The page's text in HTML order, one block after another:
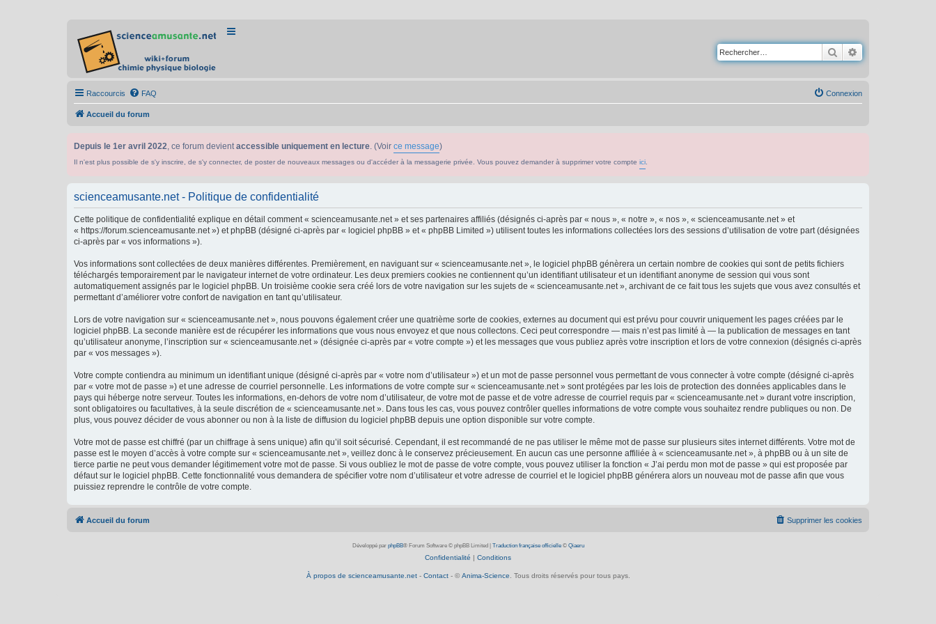
Rechercher
Raccourcis FAQ Connexion
Accueil du forum
Depuis le 1er avril 2022, ce forum devientaccessible uniquement en lecture. (Voir ce message)
Il n'est plus possible de s'y inscrire, de s'y connecter, de poster de nouveaux messages ou d'accéder à la messagerie privée. Vous pouvez demander à supprimer votre compte ici
scienceamusante.net - Politique de confidentialité
Cette politique de confidentialité explique en détail comment « scienceamusante.net » et ses partenaires affiliés (désignés ci-après par « nous », « notre », « nos », « scienceamusante.net » et
« https://forum.scienceamusante.net ») et phpBB (désigné ci-après par « logiciel phpBB » et « phpBB Limited ») utilisent toutes les informations collectées lors des sessions d’utilisation de votre part (désignées
ci-après par « vos informations »).
Vos informations sont collectées de deux manières différentes. Premièrement, en naviguant sur « scienceamusante.net », le logiciel phpBB génèrera un certain nombre de cookies qui sont de petits fichiers
téléchargés temporairement par le navigateur internet de votre ordinateur. Les deux premiers cookies ne contiennent qu’un identifiant utilisateur et un identifiant anonyme de session qui vous sont
automatiquement assignés par le logiciel phpBB. Un troisième cookie sera créé lors de votre navigation sur les sujets de « scienceamusante.net », archivant de ce fait tous les sujets que vous avez consultés et
permettant d’améliorer votre confort de navigation en tant qu’utilisateur.
Lors de votre navigation sur « scienceamusante.net », nous pouvons également créer une quatrième sorte de cookies, externes au document qui est prévu pour couvrir uniquement les pages créées par le
logiciel phpBB. La seconde manière est de récupérer les informations que vous nous envoyez et que nous collectons. Ceci peut correspondre — mais n’est pas limité à — la publication de messages en tant
qu’utilisateur anonyme, l’inscription sur « scienceamusante.net » (désignée ci-après par « votre compte ») et les messages que vous publiez après votre inscription et lors de votre connexion (désignés ci-après
par « vos messages »).
Votre compte contiendra au minimum un identifiant unique (désigné ci-après par « votre nom d’utilisateur ») et un mot de passe personnel vous permettant de vous connecter à votre compte (désigné ci-après
par « votre mot de passe ») et une adresse de courriel personnelle. Les informations de votre compte sur « scienceamusante.net » sont protégées par les lois de protection des données applicables dans le
pays qui héberge notre serveur. Toutes les informations, en-dehors de votre nom d’utilisateur, de votre mot de passe et de votre adresse de courriel requis par « scienceamusante.net » durant votre inscription,
sont obligatoires ou facultatives, à la seule discrétion de « scienceamusante.net ». Dans tous les cas, vous pouvez contrôler quelles informations de votre compte vous souhaitez rendre publiques ou non. De
plus, vous pouvez décider de vous abonner ou non à la liste de diffusion du logiciel phpBB depuis une option disponible sur votre compte.
Votre mot de passe est chiffré (par un chiffrage à sens unique) afin qu’il soit sécurisé. Cependant, il est recommandé de ne pas utiliser le même mot de passe sur plusieurs sites internet différents. Votre mot de
passe est le moyen d’accès à votre compte sur « scienceamusante.net », veillez donc à le conservez précieusement. En aucun cas une personne affiliée à « scienceamusante.net », à phpBB ou à un site de
tierce partie ne peut vous demander légitimement votre mot de passe. Si vous oubliez le mot de passe de votre compte, vous pouvez utiliser la fonction « J’ai perdu mon mot de passe » qui est proposée par
défaut sur le logiciel phpBB. Cette fonctionnalité vous demandera de spécifier votre nom d’utilisateur et votre adresse de courriel et le logiciel phpBB générera alors un nouveau mot de passe afin que vous
puissiez reprendre le contrôle de votre compte.
Accueil du forum Supprimer les cookies
Développé par phpBB® Forum Software © phpBB Limited Traduction française officielle© Qiaeru
Confidentialité | Conditions
À propos de scienceamusante.net- Contact- © Anima-Science . Tous droits réservés pour tous pays.